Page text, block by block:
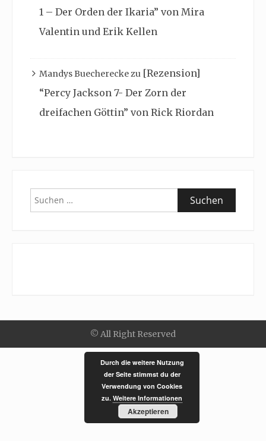
1 – Der Orden der Ikaria” von Mira
Valentin und Erik Kellen
Mandys Buechereckezu [Rezension]
“Percy Jackson 7- Der Zorn der
dreifachen Göttin” von Rick Riordan
Suchen
nach:
© All Right Reserved
Durch die weitere Nutzung
der Seite stimmst du der
Verwendung von Cookies
zu. Weitere Informationen
Akzeptieren